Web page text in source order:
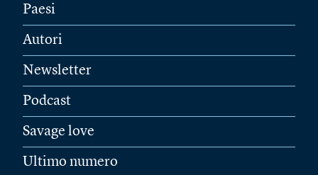
Paesi
Autori
Newsletter
Podcast
Savage love
Ultimo numero